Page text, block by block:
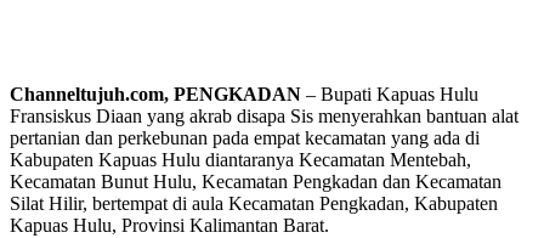
Channeltujuh.com, PENGKADAN – Bupati Kapuas Hulu
Fransiskus Diaan yang akrab disapa Sis menyerahkan bantuan alat
pertanian dan perkebunan pada empat kecamatan yang ada di
Kabupaten Kapuas Hulu diantaranya Kecamatan Mentebah,
Kecamatan Bunut Hulu, Kecamatan Pengkadan dan Kecamatan
Silat Hilir, bertempat di aula Kecamatan Pengkadan, Kabupaten
Kapuas Hulu, Provinsi Kalimantan Barat.